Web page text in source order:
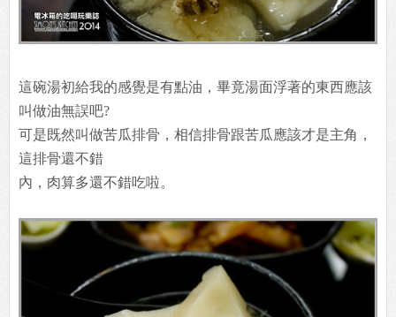
這碗湯初給我的感覺是有點油，畢竟湯面浮著的東西應該
叫做油無誤吧?
可是既然叫做苦瓜排骨，相信排骨跟苦瓜應該才是主角，
這排骨還不錯
內，肉算多還不錯吃啦。